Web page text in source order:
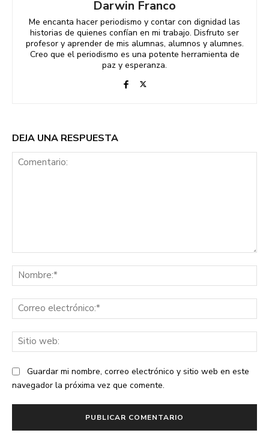
Darwin Franco
Me encanta hacer periodismo y contar con dignidad las
historias de quienes confían en mi trabajo. Disfruto ser
profesor y aprender de mis alumnas, alumnos y alumnes.
Creo que el periodismo es una potente herramienta de
paz y esperanza.
DEJA UNA RESPUESTA
Guardar mi nombre, correo electrónico y sitio web en este
navegador la próxima vez que comente.